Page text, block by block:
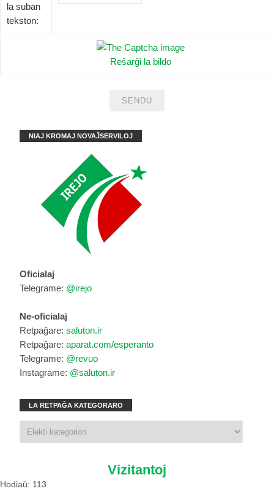
la suban
tekston:
Reŝarĝi la bildo
NIAJ KROMAJ NOVAĴSERVILOJ
Oficialaj
Telegrame: @irejo
Ne-oficialaj
Retpaĝare: saluton.ir
Retpaĝare: aparat.com/esperanto
Telegrame: @revuo
Instagrame: @saluton.ir
LA RETPAĜA KATEGORARO
Vizitantoj
Hodiaŭ: 113